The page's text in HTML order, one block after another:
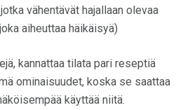
vähentävät hajallaan olevaa
aiheuttaa häikäisyä)
kannattaa tilata pari reseptiä
ominaisuudet, koska se saattaa
käyttää niitä.